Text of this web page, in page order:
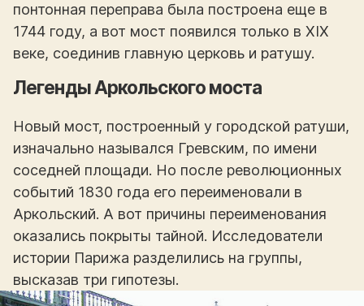
понтонная переправа была построена еще в
1744 году, а вот мост появился только в XIX
веке, соединив главную церковь и ратушу.
Легенды Аркольского моста
Новый мост, построенный у городской ратуши,
изначально назывался Гревским, по имени
соседней площади. Но после революционных
событий 1830 года его переименовали в
Аркольский. А вот причины переименования
оказались покрыты тайной. Исследователи
истории Парижа разделились на группы,
высказав три гипотезы.